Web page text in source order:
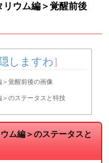
ウム編＞覚醒前後
隠しますわ]
覚醒前後の画像
のステータスと特技
ム編＞のステータスと